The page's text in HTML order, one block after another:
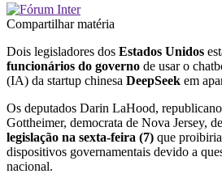
Compartilhar matéria
Dois legisladores dos Estados Unidos
funcionários do governo de usar o
(IA) da startup chinesa DeepSeek em
Os deputados Darin LaHood,
Gottheimer, democrata de Nova Jersey,
legislação na sexta-feira (7) que
dispositivos governamentais devido a
nacional.